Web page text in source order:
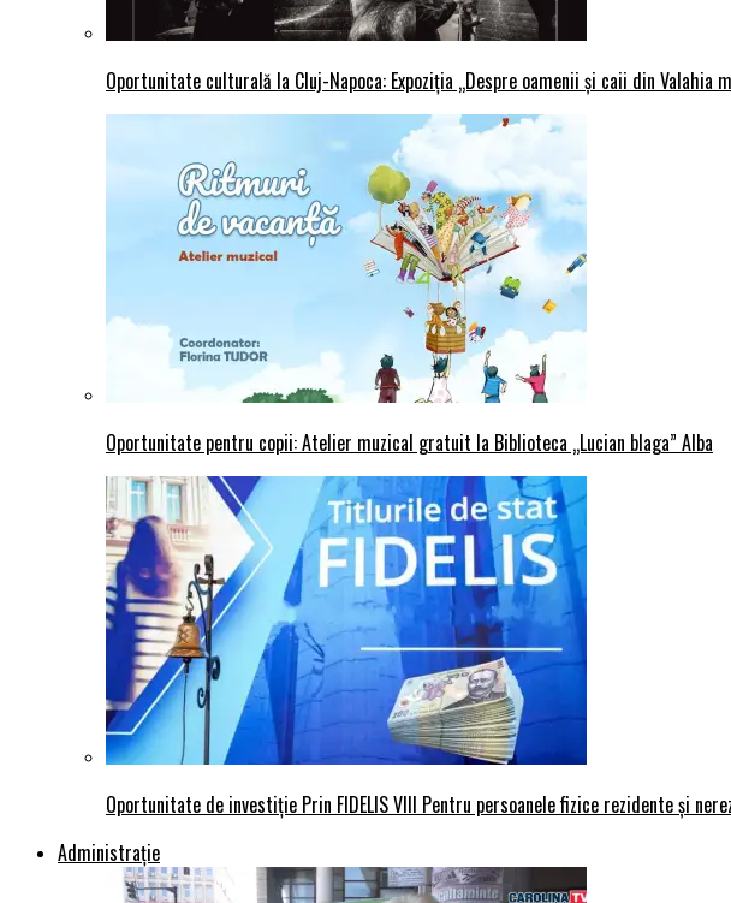
Oportunitate culturală la Cluj-Napoca: Expoziția „Despre oamenii și caii din Valahia
Oportunitate pentru copii: Atelier muzical gratuit la Biblioteca „Lucian blaga” Alba
Oportunitate de investiție Prin FIDELIS VIII Pentru persoanele fizice rezidente și
Administraţie